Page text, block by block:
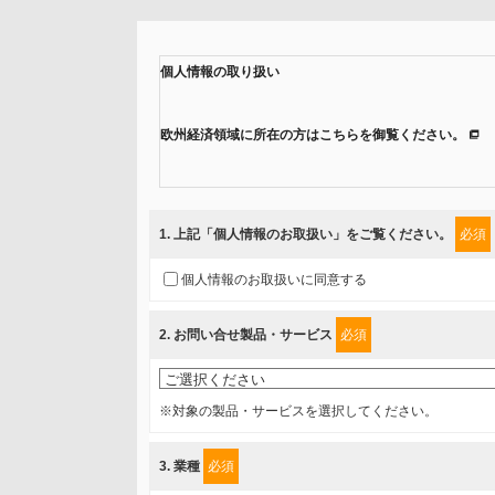
個人情報の取り扱い
欧州経済領域に所在の方はこちらを御覧ください。
ご入力頂いたお客様の情報は、個人情報保護方針に則
得たいと存じますので、宜しくお願い申し上げます。
富士ソフト株式会社
個人情報保護管理担当役員
1. 上記「個人情報のお取扱い」をご覧ください。 必須
個人情報のお取扱いに同意する
2. お問い合せ製品・サービス 必須
※対象の製品・サービスを選択してください。
3. 業種 必須